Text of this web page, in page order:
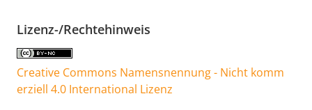
Lizenz-/Rechtehinweis
Creative Commons Namensnennung - Nicht komm
erziell 4.0 International Lizenz